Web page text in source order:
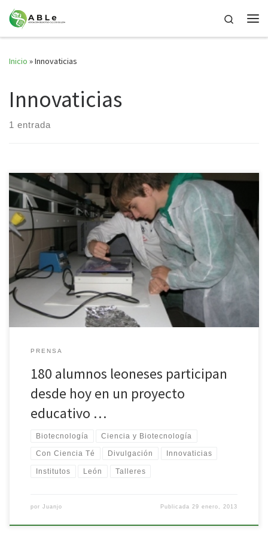
Saltar al contenido
Search
Inicio »Innovaticias
Innovaticias
1 entrada
PRENSA
180 alumnos leoneses participan
desde hoy en un proyecto
educativo …
Biotecnología Ciencia y Biotecnología
Con Ciencia Té Divulgación Innovaticias
Institutos León Talleres
por Juanjo Publicada 29 enero, 2013